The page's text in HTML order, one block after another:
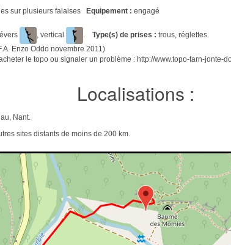
sur plusieurs falaises Equipement : engagé
, vertical . Type(s) de prises : trous, réglettes.
Enzo Oddo novembre 2011)
le topo ou signaler un problème : http://www.topo-tarn-jonte-
Localisations :
Nant.
sites distants de moins de 200 km.